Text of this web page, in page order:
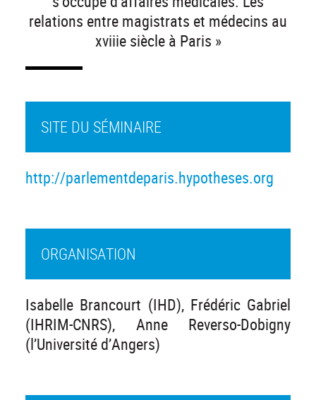
relations entre magistrats et médecins au
xviiie siècle à Paris »
SITE DU SÉMINAIRE
http://parlementdeparis.hypotheses.org
ORGANISATION
Isabelle Brancourt (IHD), Frédéric Gabriel
(IHRIM-CNRS), Anne Reverso-Dobigny
(l’Université d’Angers)